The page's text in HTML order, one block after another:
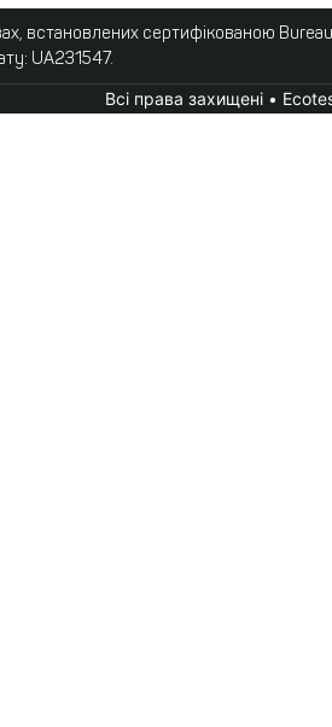
встановлених сертифікованою
UA231547.
Всі права захищені •